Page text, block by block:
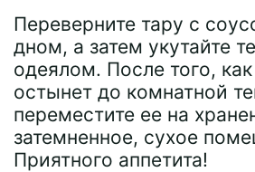
Переверните тару с
дном, а затем укутайте
одеялом. После того, как
остынет до комнатной
переместите ее на
затемненное, сухое
Приятного аппетита!